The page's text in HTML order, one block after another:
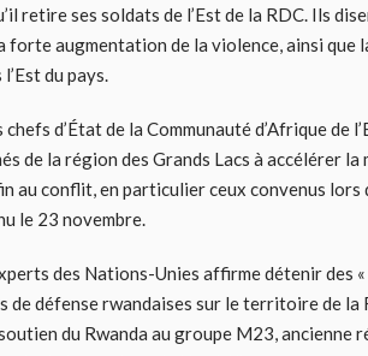
retire ses soldats de l’Est de la RDC. Ils
forte augmentation de la violence, ainsi
du pays.
d’État de la Communauté d’Afrique de
de la région des Grands Lacs à accélérer
au conflit, en particulier ceux convenus lors
le 23 novembre.
des Nations-Unies affirme détenir des
défense rwandaises sur le territoire de la
du Rwanda au groupe M23, ancienne